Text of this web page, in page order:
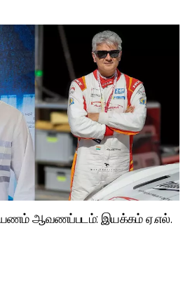
ஆவணப்படம்: இயக்கம் ஏ.எல்.